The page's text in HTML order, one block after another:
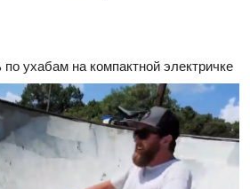
по ухабам на компактной электричке